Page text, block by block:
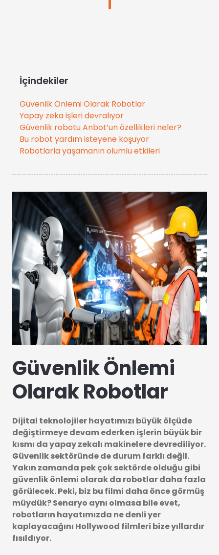
İçindekiler
Güvenlik Önlemi Olarak Robotlar
Yapay zeka işleri devralıyor
Güvenlik robotu Anbot’un özellikleri neler?
Bu robot yardım isteyene koşuyor
Robotlarla yaşamanın olumlu etkileri
Güvenlik Önlemi
Olarak Robotlar
Dijital teknolojiler hayatımızı büyük ölçüde
değiştirmeye devam ederken işlerin büyük bir
kısmı da yapay zekalı makinelere devrediliyor.
Güvenlik sektöründe de durum farklı değil.
Yakın zamanda pek çok sektörde olduğu gibi
güvenlik önlemi olarak da robotlar daha fazla
görülecek. Peki, biz bu filmi daha önce görmüş
müydük? Senaryo aynı olmasa bile evet,
robotların hayatımızda ne denli yer
kaplayacağını Hollywood filmleri bize yıllardır
fısıldıyor.